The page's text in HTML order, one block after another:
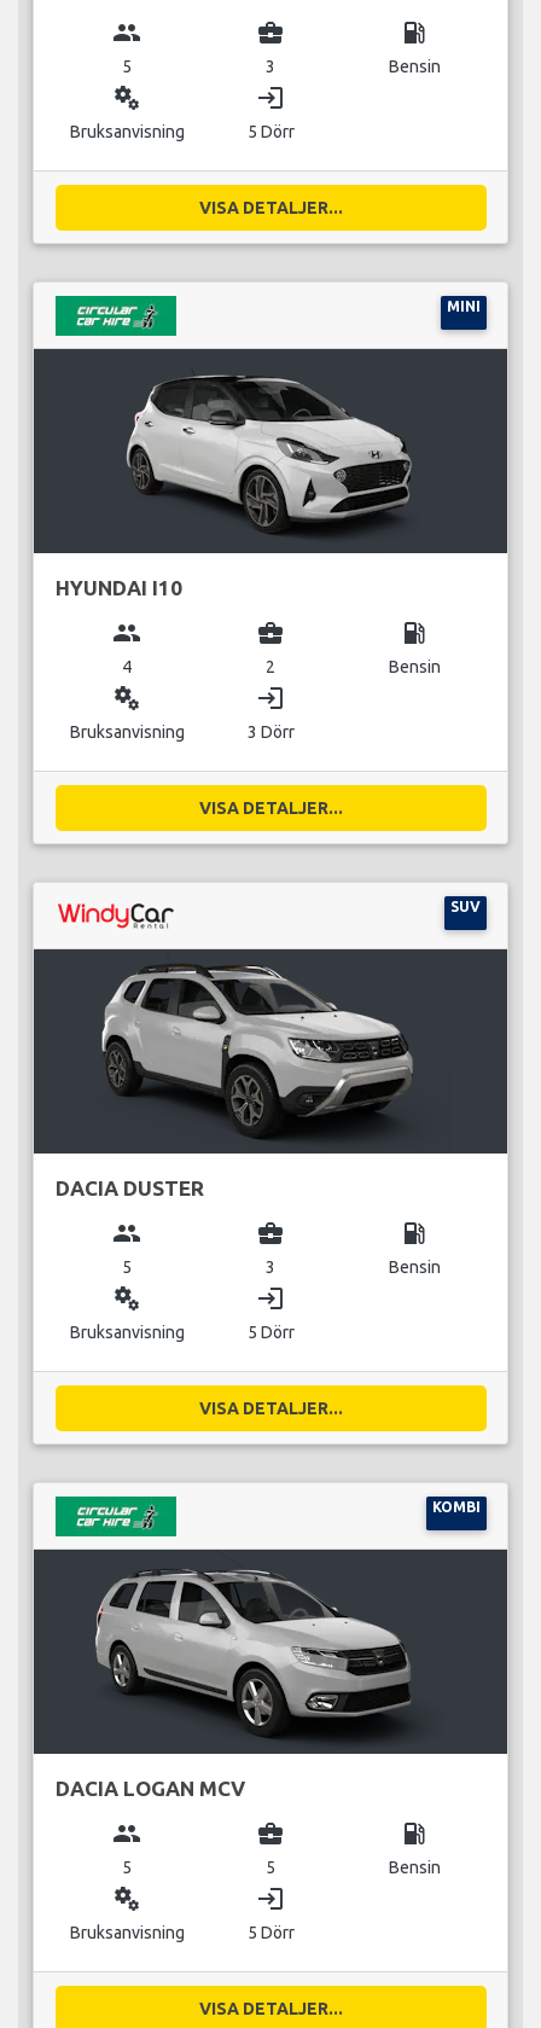
group
5
business_center
3
local_gas_station
Bensin
miscellaneous_services
Bruksanvisning
login
5 Dörr
VISA DETALJER...
MINI
HYUNDAI I10
group
4
business_center
2
local_gas_station
Bensin
miscellaneous_services
Bruksanvisning
login
3 Dörr
VISA DETALJER...
SUV
DACIA DUSTER
group
5
business_center
3
local_gas_station
Bensin
miscellaneous_services
Bruksanvisning
login
5 Dörr
VISA DETALJER...
KOMBI
DACIA LOGAN MCV
group
5
business_center
5
local_gas_station
Bensin
miscellaneous_services
Bruksanvisning
login
5 Dörr
VISA DETALJER...